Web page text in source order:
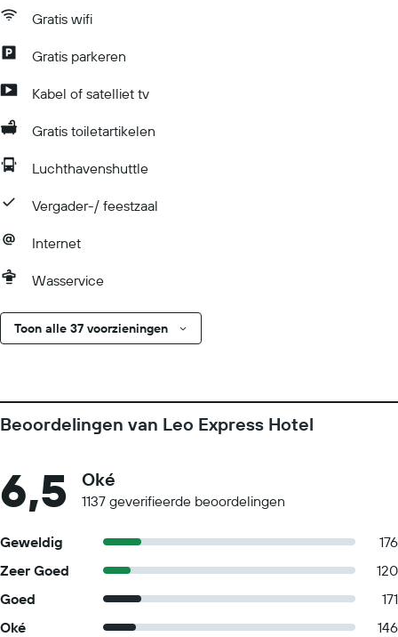
Gratis wifi
Gratis parkeren
Kabel of satelliet tv
Gratis toiletartikelen
Luchthavenshuttle
Vergader-/ feestzaal
Internet
Wasservice
Toon alle 37 voorzieningen
Beoordelingen van Leo Express Hotel
6,5 Oké
1137 geverifieerde beoordelingen
Geweldig
176
Zeer Goed
120
Goed
171
Oké
146